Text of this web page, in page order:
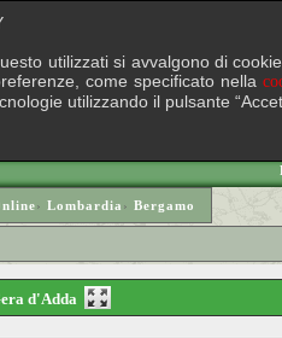
› Lombardia › Bergamo
d'Adda
utilizzati si avvalgono di
come specificato nella
utilizzando il pulsante